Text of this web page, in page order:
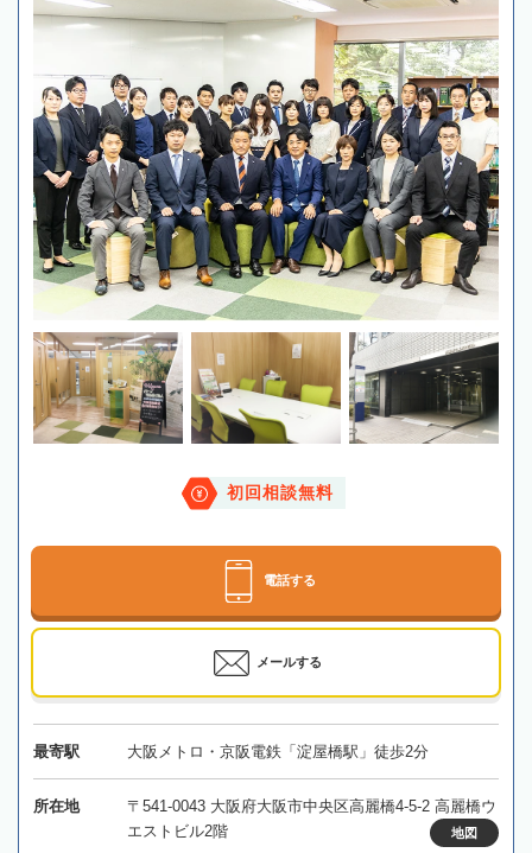
初回相談無料
電話する
メールする
最寄駅 大阪メトロ・京阪電鉄「淀屋橋駅」徒歩2分
所在地
〒541-0043 大阪府大阪市中央区高麗橋4-5-2 高麗橋ウ
エストビル2階
地図